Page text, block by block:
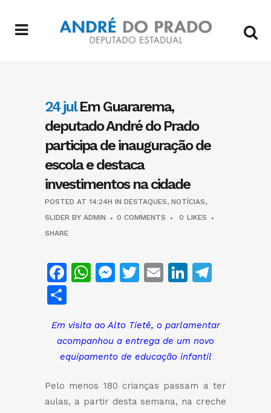
24 julEm Guararema,
deputado André do Prado
participa de inauguração de
escola e destaca
investimentos na cidade
POSTED AT 14:24H IN DESTAQUES, NOTÍCIAS,
SLIDER BY ADMIN 0 COMMENTS 0 LIKES
SHARE
Facebook
WhatsApp
Messenger
Twitter
EmailLinkedIn
Em visita ao Alto Tietê, o parlamentar
acompanhou a entrega de um novo
equipamento de educação infantil
Pelo menos 180 crianças passam a ter
aulas, a partir desta semana, na creche